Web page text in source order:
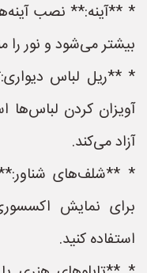
* **آینه:** نصب
بیشتر می‌شود و نور
* **ریل لباس
آویزان کردن لباس‌ها
آزاد می‌کند.
* **شلف‌های
برای نمایش
استفاده کنید.